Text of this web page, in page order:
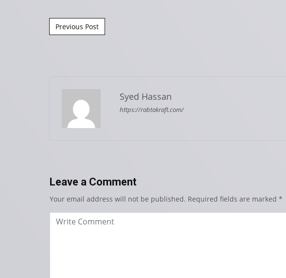
Post navigation
Previous Post
Syed Hassan
https://rabtakraft.com/
Leave a Comment
Your email address will not be published. Required fields are marked *